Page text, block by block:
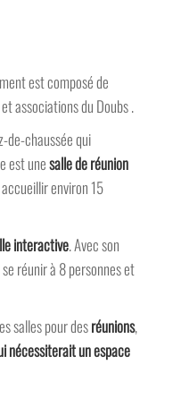
est composé de
associations du Doubs .
de-chaussée qui
est unesalle de réunion
environ 15
interactive. Avec son
réunir à 8 personnes et
salles pour desréunions,
nécessiterait un espace